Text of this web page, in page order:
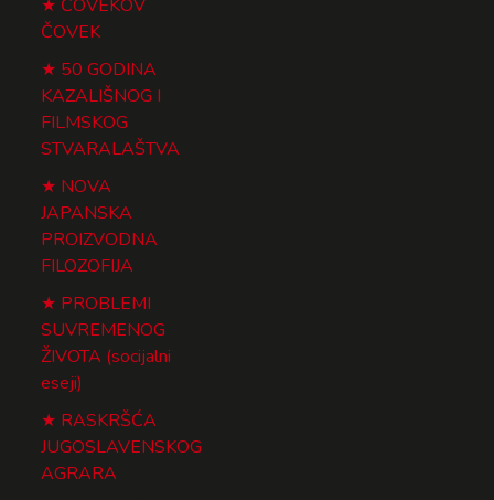
ČOVEKOV
ČOVEK
50 GODINA
KAZALIŠNOG I
FILMSKOG
STVARALAŠTVA
NOVA
JAPANSKA
PROIZVODNA
FILOZOFIJA
PROBLEMI
SUVREMENOG
ŽIVOTA (socijalni
eseji)
RASKRŠĆA
JUGOSLAVENSKOG
AGRARA